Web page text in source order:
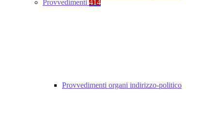
Provvedimenti 414
Provvedimenti organi indirizzo-politico